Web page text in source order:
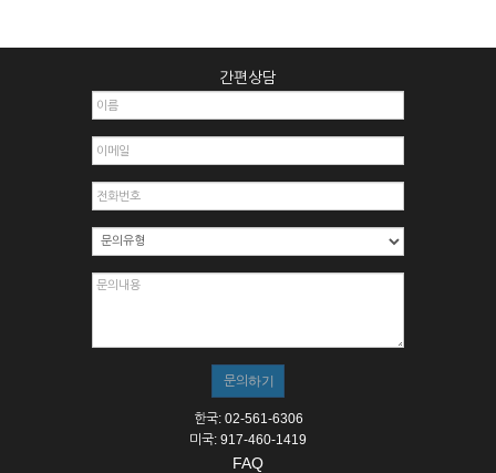
간편상담
한국: 02-561-6306
미국: 917-460-1419
FAQ